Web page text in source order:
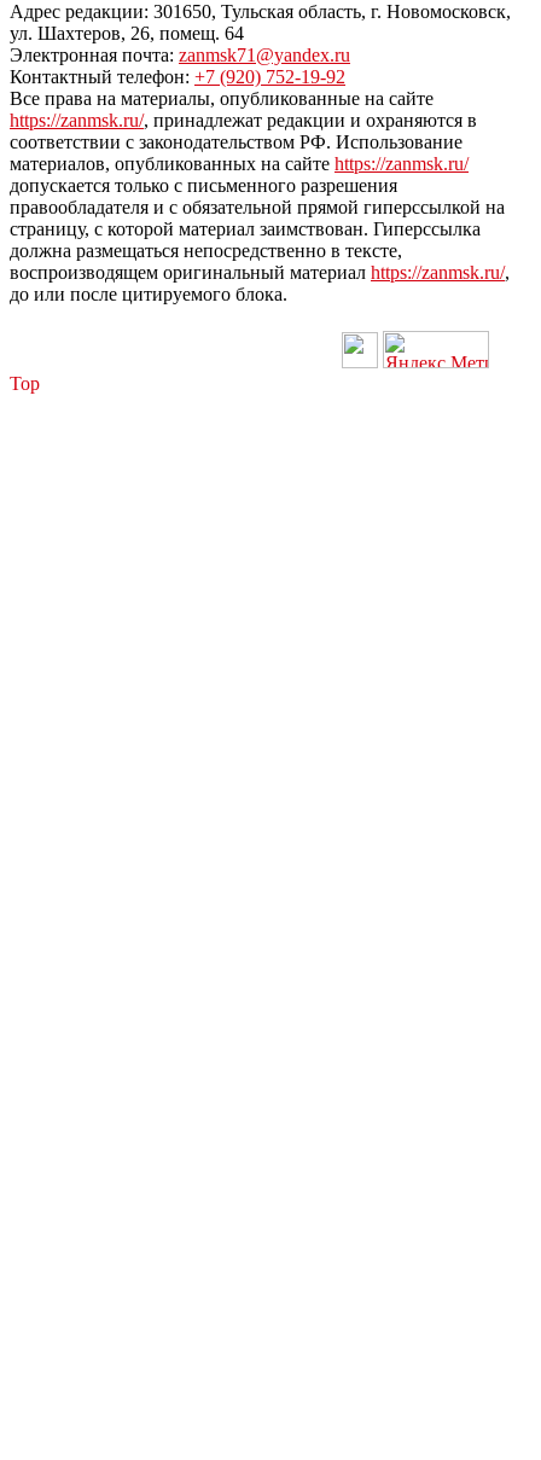
Адрес редакции: 301650, Тульская область, г. Новомосковск,
ул. Шахтеров, 26, помещ. 64
Электронная почта: zanmsk71@yandex.ru
Контактный телефон: +7 (920) 752-19-92
Все права на материалы, опубликованные на сайте
https://zanmsk.ru/, принадлежат редакции и охраняются в
соответствии с законодательством РФ. Использование
материалов, опубликованных на сайте https://zanmsk.ru/
допускается только с письменного разрешения
правообладателя и с обязательной прямой гиперссылкой на
страницу, с которой материал заимствован. Гиперссылка
должна размещаться непосредственно в тексте,
воспроизводящем оригинальный материал https://zanmsk.ru/,
до или после цитируемого блока.
Top